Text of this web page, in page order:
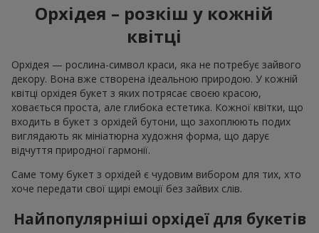
Орхідея – розкіш у кожній
квітці
Орхідея — рослина-символ краси, яка не потребує зайвого
декору. Вона вже створена ідеальною природою. У кожній
квітці орхідея букет з яких потрясає своєю красою,
ховається проста, але глибока естетика. Кожної квітки, що
входить в букет з орхідей бутони, що захоплюють подих
виглядають як мініатюрна художня форма, що дарує
відчуття природної гармонії.
Саме тому букет з орхідей є чудовим вибором для тих, хто
хоче передати свої щирі емоції без зайвих слів.
Найпопулярніші орхідеї для букетів